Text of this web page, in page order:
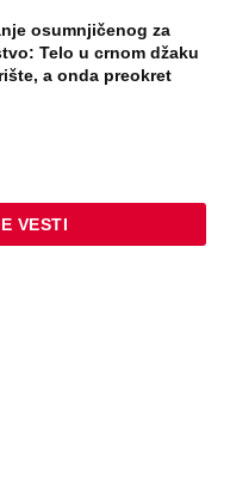
osumnjičenog za
Telo u crnom džaku
a onda preokret
VESTI